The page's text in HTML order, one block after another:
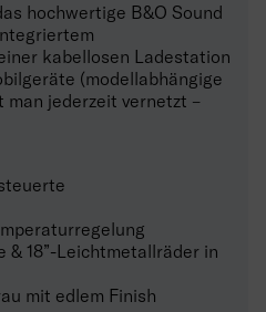
hochwertige B&O Sound
kabellosen Ladestation
(modellabhängige
jederzeit vernetzt –
& 18”-Leichtmetallräder in
mit edlem Finish